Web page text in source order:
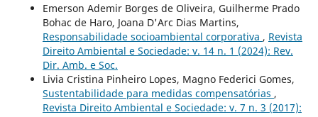
Emerson Ademir Borges de Oliveira, Guilherme Prado
Bohac de Haro, Joana D'Arc Dias Martins,
Responsabilidade socioambiental corporativa , Revista
Direito Ambiental e Sociedade: v. 14 n. 1 (2024): Rev.
Dir. Amb. e Soc.
Livia Cristina Pinheiro Lopes, Magno Federici Gomes,
Sustentabilidade para medidas compensatórias ,
Revista Direito Ambiental e Sociedade: v. 7 n. 3 (2017):